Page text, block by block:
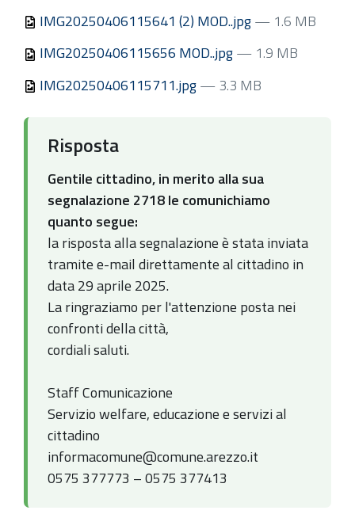
IMG20250406115641 (2) MOD..jpg— 1.6 MB
IMG20250406115656 MOD..jpg— 1.9 MB
IMG20250406115711.jpg— 3.3 MB
Risposta
Gentile cittadino, in merito alla sua
segnalazione 2718 le comunichiamo
quanto segue:
la risposta alla segnalazione è stata inviata
tramite e-mail direttamente al cittadino in
data 29 aprile 2025.
La ringraziamo per l'attenzione posta nei
confronti della città,
cordiali saluti.
Staff Comunicazione
Servizio welfare, educazione e servizi al
cittadino
informacomune@comune.arezzo.it
0575 377773 – 0575 377413